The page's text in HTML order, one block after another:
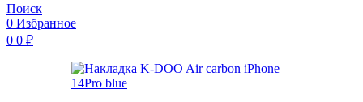
Поиск
0 Избранное
0 0 ₽